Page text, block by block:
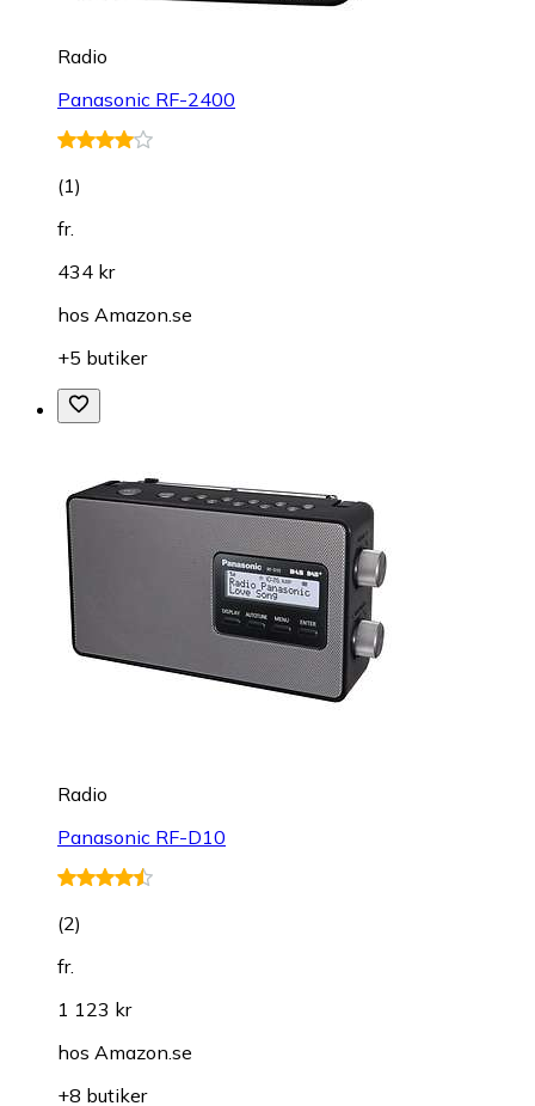
Radio
Panasonic RF-2400
(1)
fr.
434 kr
hos Amazon.se
+5 butiker
Radio
Panasonic RF-D10
(2)
fr.
1 123 kr
hos Amazon.se
+8 butiker